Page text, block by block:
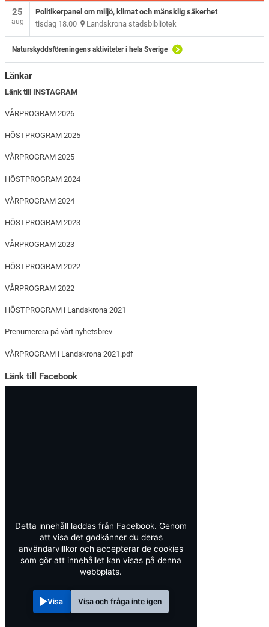
25
aug
Politikerpanel om miljö, klimat och mänsklig säkerhet
tisdag 18.00 Landskrona stadsbibliotek
Naturskyddsföreningens aktiviteter i hela Sverige
Länkar
Länk till INSTAGRAM
VÅRPROGRAM 2026
HÖSTPROGRAM 2025
VÅRPROGRAM 2025
HÖSTPROGRAM 2024
VÅRPROGRAM 2024
HÖSTPROGRAM 2023
VÅRPROGRAM 2023
HÖSTPROGRAM 2022
VÅRPROGRAM 2022
HÖSTPROGRAM i Landskrona 2021
Prenumerera på vårt nyhetsbrev
VÅRPROGRAM i Landskrona 2021.pdf
Länk till Facebook
Detta innehåll laddas från Facebook. Genom
att visa det godkänner du deras
användarvillkor och accepterar de cookies
som gör att innehållet kan visas på denna
webbplats.
Visa Visa och fråga inte igen